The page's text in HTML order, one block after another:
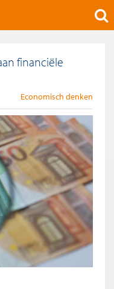
financiële
Economisch denken